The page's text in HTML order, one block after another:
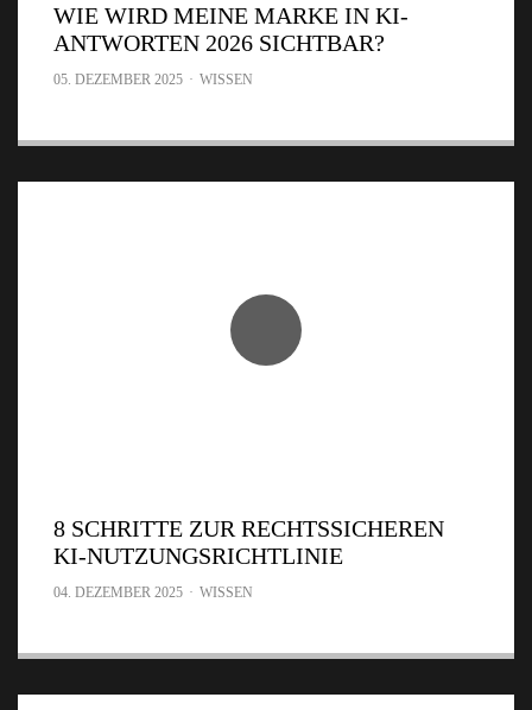
WIE WIRD MEINE MARKE IN KI-
ANTWORTEN 2026 SICHTBAR?
05. DEZEMBER 2025 · WISSEN
8 SCHRITTE ZUR RECHTSSICHEREN
KI-NUTZUNGSRICHTLINIE
04. DEZEMBER 2025 · WISSEN